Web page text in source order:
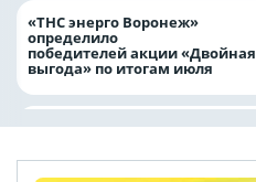
«ТНС энерго Воронеж»
определило
победителей акции «Двойная
выгода» по итогам июля